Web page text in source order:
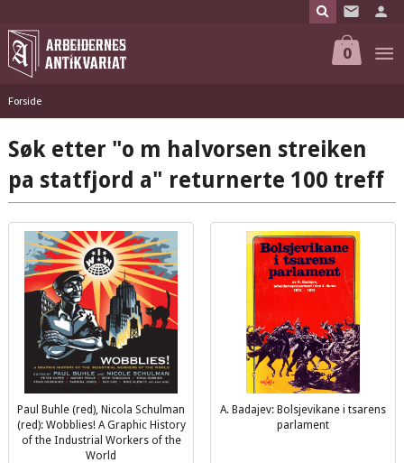
til
innholdet
0
Forside
Søk etter "o m halvorsen streiken
pa statfjord a" returnerte 100 treff
Paul Buhle (red), Nicola Schulman
(red): Wobblies! A Graphic History
of the Industrial Workers of the
World
A. Badajev: Bolsjevikane i tsarens
parlament